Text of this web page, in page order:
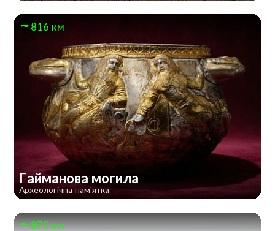
816 км
Гайманова могила
Археологічна пам'ятка
870 км